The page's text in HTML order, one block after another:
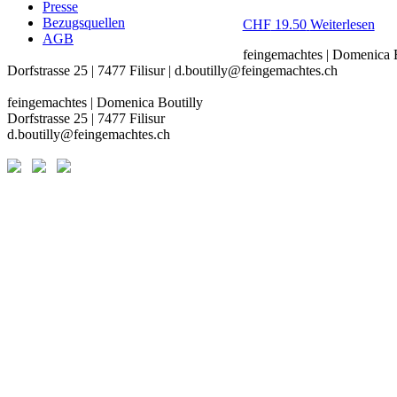
Presse
Bezugsquellen
AGB
CHF19.50 Weiterlesen
feingemachtes | Domenica
Dorfstrasse 25 | 7477 Filisur | d.boutilly@feingemachtes.ch
feingemachtes | Domenica Boutilly
Dorfstrasse 25 | 7477 Filisur
d.boutilly@feingemachtes.ch